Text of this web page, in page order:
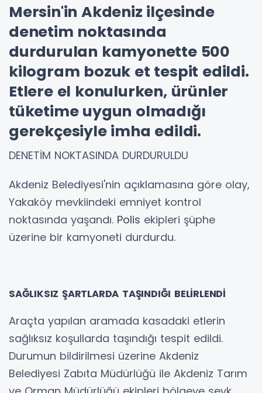
Mersin'in Akdeniz ilçesinde
denetim noktasında
durdurulan kamyonette 500
kilogram bozuk et tespit edildi.
Etlere el konulurken, ürünler
tüketime uygun olmadığı
gerekçesiyle imha edildi.
DENETİM NOKTASINDA DURDURULDU
Akdeniz Belediyesi'nin açıklamasına göre olay,
Yakaköy mevkiindeki emniyet kontrol
noktasında yaşandı. Polis ekipleri şüphe
üzerine bir kamyoneti durdurdu.
SAĞLIKSIZ ŞARTLARDA TAŞINDIĞI BELİRLENDİ
Araçta yapılan aramada kasadaki etlerin
sağlıksız koşullarda taşındığı tespit edildi.
Durumun bildirilmesi üzerine Akdeniz
Belediyesi Zabıta Müdürlüğü ile Akdeniz Tarım